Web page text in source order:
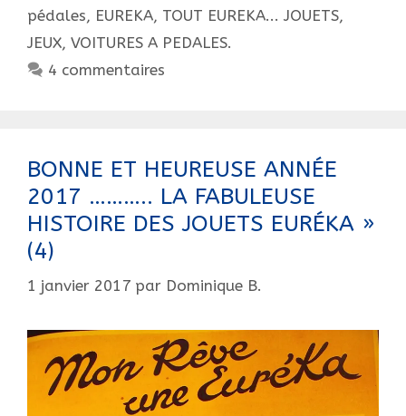
moteur
mécanique
va
pédales, EUREKA, TOUT EUREKA... JOUETS,
JEUX, VOITURES A PEDALES.
4 commentaires
BONNE ET HEUREUSE ANNÉE
2017 ……….. LA FABULEUSE
HISTOIRE DES JOUETS EURÉKA »
(4)
1 janvier 2017 par Dominique B.